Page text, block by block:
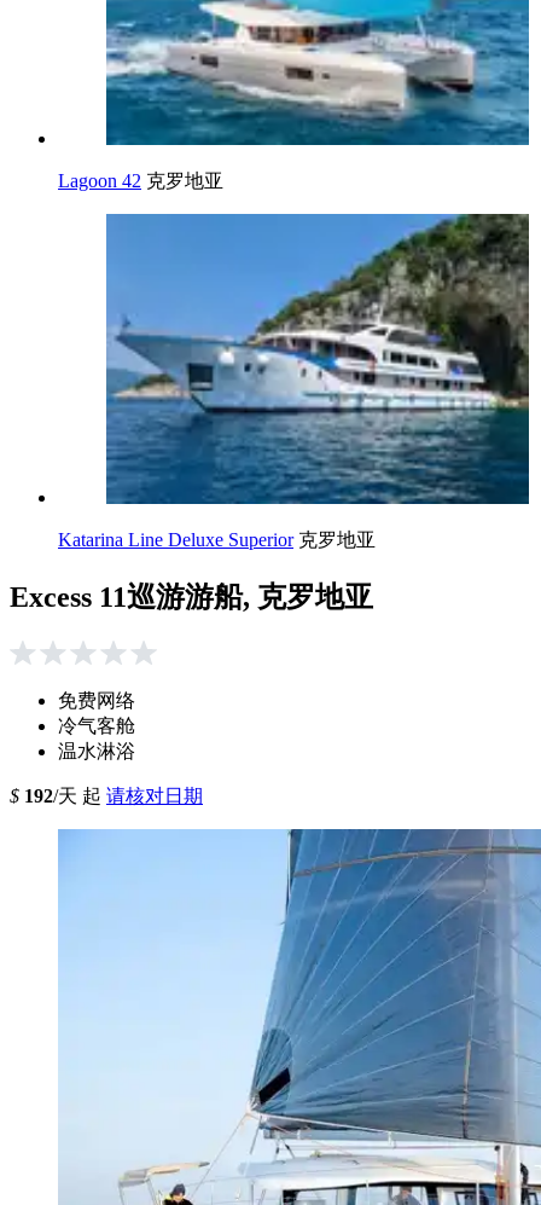
Lagoon 42 克罗地亚
Katarina Line Deluxe Superior 克罗地亚
Excess 11巡游游船, 克罗地亚
免费网络
冷气客舱
温水淋浴
$ 192/天 起 请核对日期